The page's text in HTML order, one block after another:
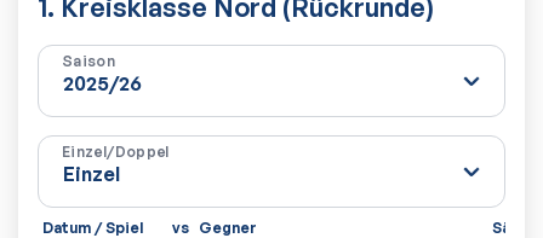
1. Kreisklasse Nord (Rückrunde)
Saison
Einzel/Doppel
Datum / Spiel vs Gegner Sätze